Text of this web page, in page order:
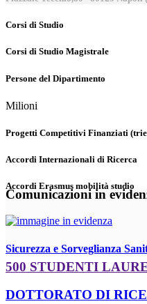
Corsi di Studio
Corsi di Studio Magistrale
Persone del Dipartimento
Milioni
Progetti Competitivi Finanziati
Accordi Internazionali di Ricerca
Accordi Erasmus mobilità studio
Comunicazioni in
Sicurezza e Sorveglianza
500 STUDENTI
DOTTORATO DI